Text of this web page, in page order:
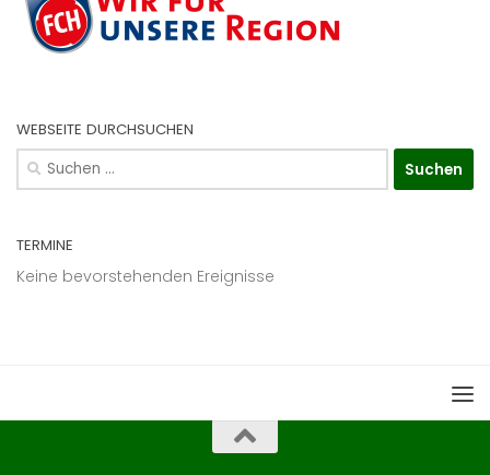
WEBSEITE DURCHSUCHEN
Suchen
nach:
TERMINE
Keine bevorstehenden Ereignisse